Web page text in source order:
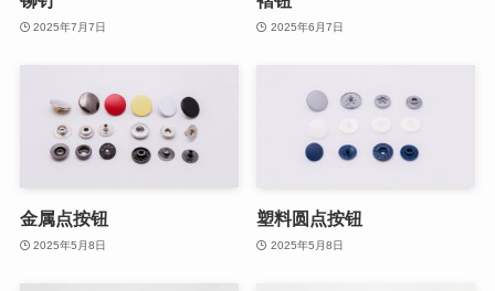
2025年7月7日 2025年6月7日
金属点按钮
2025年5月8日
塑料圆点按钮
2025年5月8日